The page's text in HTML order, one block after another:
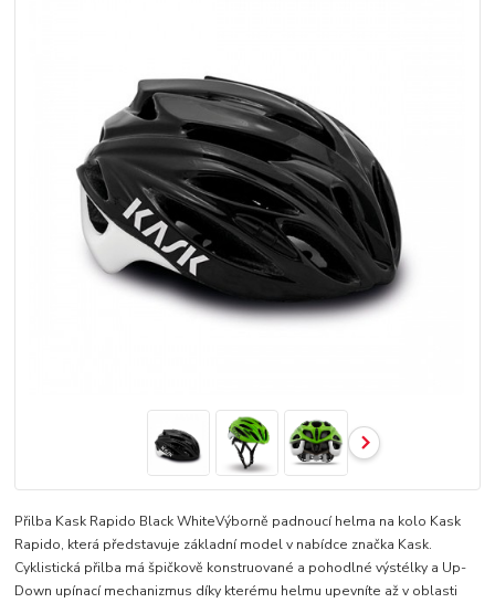
Přilba Kask Rapido Black WhiteVýborně padnoucí helma na kolo Kask
Rapido, která představuje základní model v nabídce značka Kask.
Cyklistická přilba má špičkově konstruované a pohodlné výstélky a Up-
Down upínací mechanizmus díky kterému helmu upevníte až v oblasti